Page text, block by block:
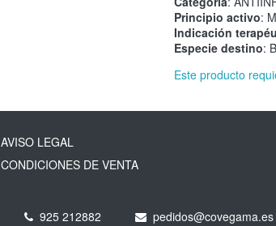
Principio activo:
Indicación
Especie destino:
Este producto
AVISO LEGAL
CONDICIONES DE VENTA
925 212882 pedidos@covegama.es